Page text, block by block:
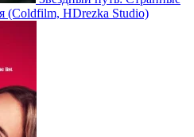
(Coldfilm, HDrezka Studio)